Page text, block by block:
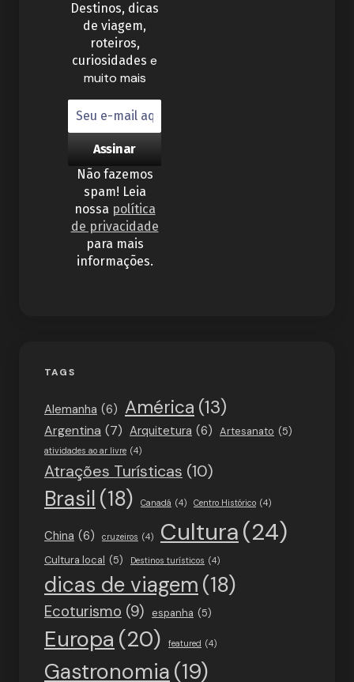
Destinos, dicas
de viagem,
roteiros,
curiosidades e
muito mais
Não fazemos
spam! Leia
nossa política
de privacidade
para mais
informações.
TAGS
Alemanha (6) América (13)
Argentina (7) Arquitetura (6) Artesanato (5)
atividades ao ar livre (4)
Atrações Turísticas (10)
Brasil (18) Canadá (4) Centro Histórico (4)
China (6) cruzeiros (4) Cultura(24)
Cultura local (5) Destinos turísticos (4)
dicas de viagem (18)
Ecoturismo (9) espanha (5)
Europa (20) featured (4)
Gastronomia (19)